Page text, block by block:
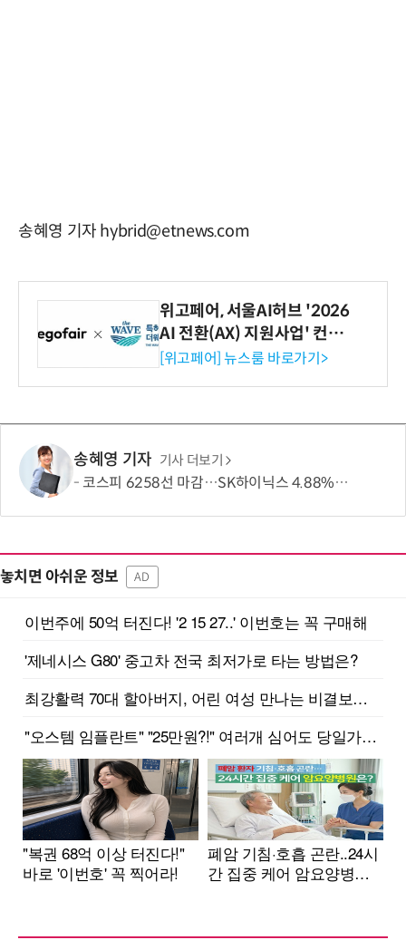
송혜영 기자 hybrid@etnews.com
위고페어, 서울AI허브 '2026
AI 전환(AX) 지원사업' 컨소
시엄 선정
[위고페어] 뉴스룸 바로가기>
송혜영 기자 기사 더보기
코스피 6258선 마감…SK하이닉스 4.88% 내려
놓치면 아쉬운 정보 AD